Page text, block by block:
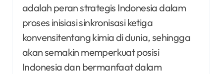
adalah peran strategis Indonesia dalam
proses inisiasi sinkronisasi ketiga
konvensitentang kimia di dunia, sehingga
akan semakin memperkuat posisi
Indonesia dan bermanfaat dalam